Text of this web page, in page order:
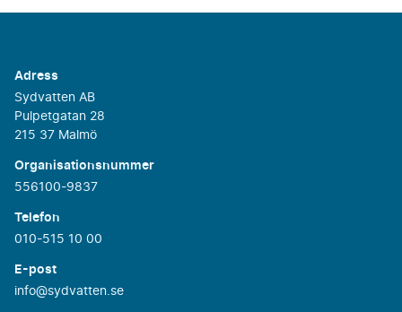
Adress
Sydvatten AB
Pulpetgatan 28
215 37 Malmö
Organisationsnummer
556100-9837
Telefon
010-515 10 00
E-post
info@sydvatten.se